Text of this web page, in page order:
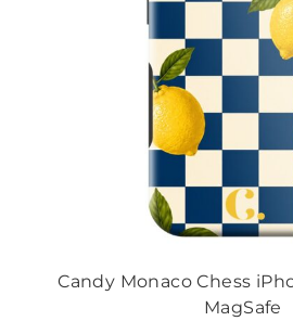
Candy Monaco Chess
MagSafe